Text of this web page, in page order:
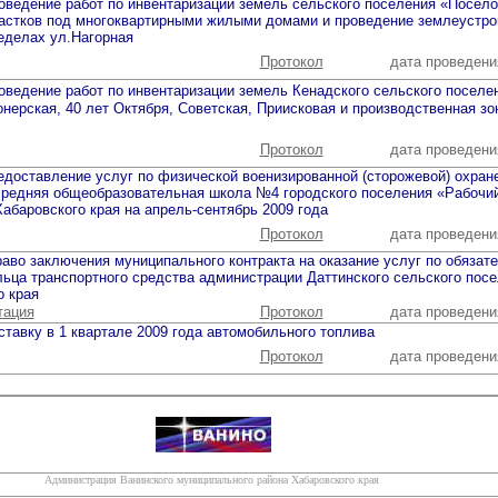
работ по инвентаризации земель сельского поселения
под многоквартирными жилыми домами и проведение
ул.Нагорная
Протокол
дата
работ по инвентаризации земель Кенадского сельского
40 лет Октября, Советская, Приисковая и производственная
Протокол
дата
услуг по физической военизированной (сторожевой)
общеобразовательная школа №4 городского поселения
края на апрель-сентябрь 2009 года
Протокол
дата
заключения муниципального контракта на оказание услуг по
транспортного средства администрации Даттинского сельского
края
Протокол
дата
в 1 квартале 2009 года автомобильного топлива
Протокол
дата
Администрация Ванинского муниципального района Хабаровского края